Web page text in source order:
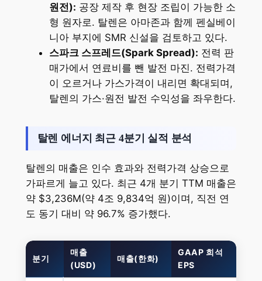
원전): 공장 제작 후 현장 조립이 가능한 소
형 원자로. 탈렌은 아마존과 함께 펜실베이
니아 부지에 SMR 신설을 검토하고 있다.
스파크 스프레드(Spark Spread): 전력 판
매가에서 연료비를 뺀 발전 마진. 전력가격
이 오르거나 가스가격이 내리면 확대되며,
탈렌의 가스·원전 발전 수익성을 좌우한다.
탈렌 에너지 최근 4분기 실적 분석
탈렌의 매출은 인수 효과와 전력가격 상승으로
가파르게 늘고 있다. 최근 4개 분기 TTM 매출은
약 $3,236M(약 4조 9,834억 원)이며, 직전 연
도 동기 대비 약 96.7% 증가했다.
분기
매출
(USD)
매출(한화)
GAAP 희석
EPS